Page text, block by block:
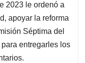
2023 le ordenó a
apoyar la reforma
Séptima del
entregarles los